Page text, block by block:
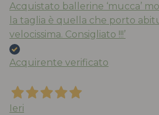
Acquistato ballerine ‘mucca’
la taglia è quella che porto
velocissima. Consigliato !!!’
Acquirente verificato
Ieri